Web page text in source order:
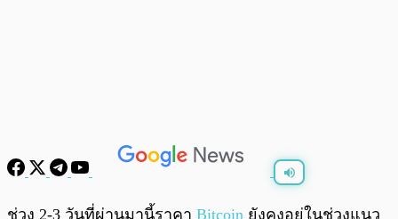
พร้อมเล่น 0:00 /
ช่วง 2-3 วันที่ผ่านมานี้ราคา Bitcoin ยังคงอยู่ในช่วงแนว